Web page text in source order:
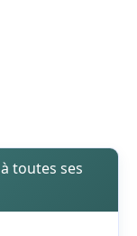
toutes ses